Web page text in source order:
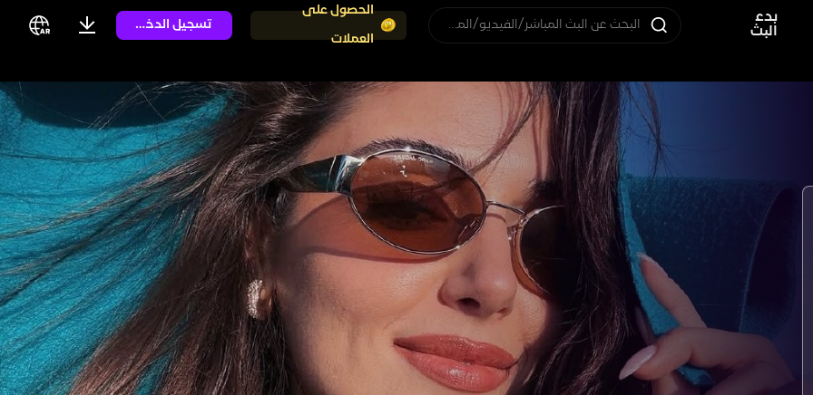
بدء
البث
البحث عن البث المباشر/الفيديو/المستخدم
الحصول على
العملات
تسجيل الدخول